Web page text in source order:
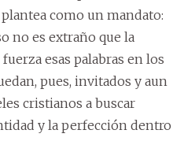
plantea como un mandato:
no es extraño que la
esas palabras en los
pues, invitados y aun
cristianos a buscar
y la perfección dentro